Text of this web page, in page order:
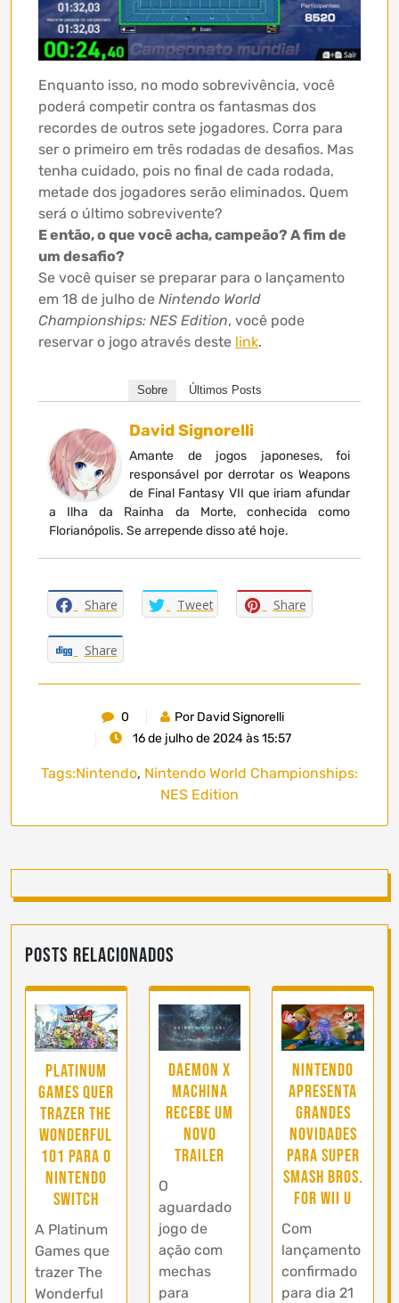
Enquanto isso, no modo sobrevivência, você
poderá competir contra os fantasmas dos
recordes de outros sete jogadores. Corra para
ser o primeiro em três rodadas de desafios. Mas
tenha cuidado, pois no final de cada rodada,
metade dos jogadores serão eliminados. Quem
será o último sobrevivente?
E então, o que você acha, campeão? A fim de
um desafio?
Se você quiser se preparar para o lançamento
em 18 de julho de Nintendo World
Championships: NES Edition, você pode
reservar o jogo através deste link.
Sobre Últimos Posts
David Signorelli
Amante de jogos japoneses, foi
responsável por derrotar os Weapons
de Final Fantasy VII que iriam afundar
a Ilha da Rainha da Morte, conhecida como
Florianópolis. Se arrepende disso até hoje.
Share Tweet Share
Share
0
Por David Signorelli
16 de julho de 2024 às 15:57
Tags:Nintendo, Nintendo World Championships:
NES Edition
Posts Relacionados
Platinum
Games quer
trazer The
Wonderful
101 para o
Nintendo
Switch
A Platinum
Games que
trazer The
Wonderful
DAEMON X
MACHINA
recebe um
novo
trailer
O
aguardado
jogo de
ação com
mechas
para
Nintendo
apresenta
grandes
novidades
para Super
Smash Bros.
for Wii U
Com
lançamento
confirmado
para dia 21